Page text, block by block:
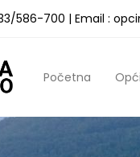
586-700 | Email :
Početna